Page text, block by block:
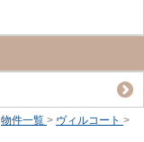
物件一覧 > ヴィルコート >